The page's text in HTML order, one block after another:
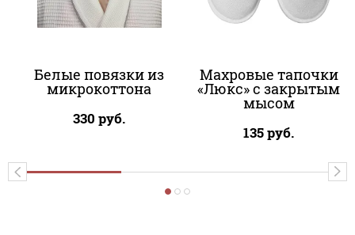
Белые повязки из
микрокоттона
330 руб.
Махровые тапочки
«Люкс» с закрытым
мысом
135руб.